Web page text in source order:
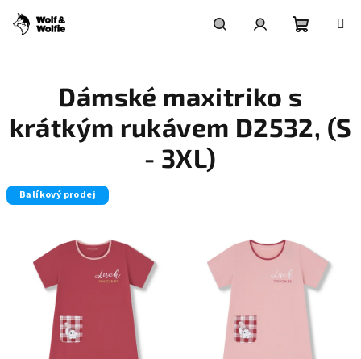
obsah
košík
Dámské maxitriko s
krátkým rukávem D2532, (S
- 3XL)
Balíkový prodej